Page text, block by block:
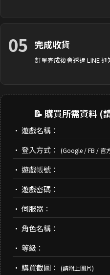
05 完成收貨
訂單完成後會透過 LINE
📝 購買所需資料 (
• 遊戲名稱：
• 登入方式：
(Google / FB / 官
• 遊戲帳號：
• 遊戲密碼：
• 伺服器：
• 角色名稱：
• 等級：
• 購買截圖：
(請附上圖片)